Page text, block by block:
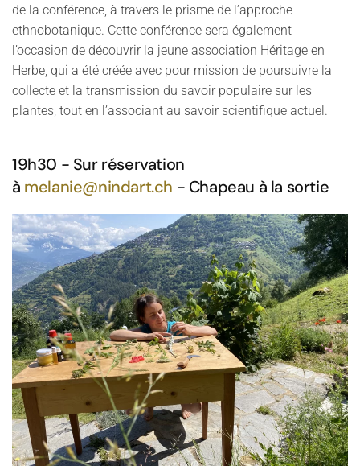
de la conférence, à travers le prisme de l’approche
ethnobotanique. Cette conférence sera également
l’occasion de découvrir la jeune association Héritage en
Herbe, qui a été créée avec pour mission de poursuivre la
collecte et la transmission du savoir populaire sur les
plantes, tout en l’associant au savoir scientifique actuel.
19h30 - Sur réservation
à melanie@nindart.ch - Chapeau à la sortie